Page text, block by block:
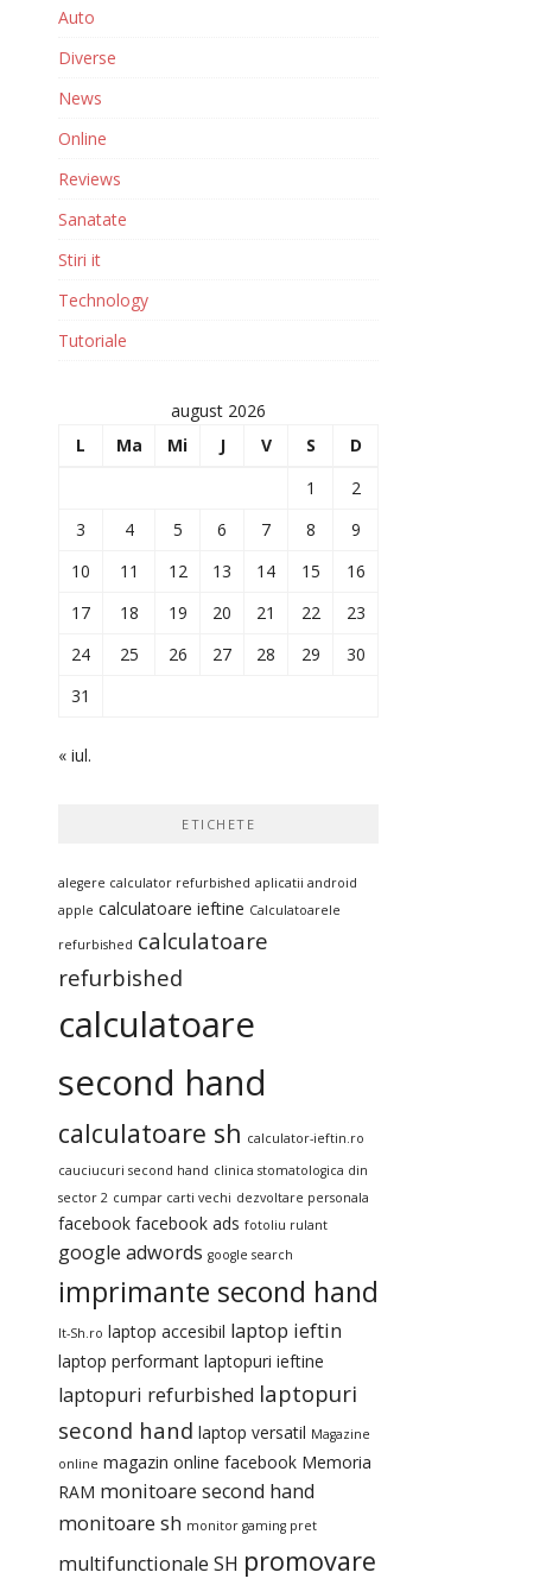
Auto
Diverse
News
Online
Reviews
Sanatate
Stiri it
Technology
Tutoriale
august 2026
L
Ma Mi J V S
D
1
2
3
4 5 6 7 8
9
10
11 12 13 14 15
16
17
18 19 20 21 22
23
24
25 26 27 28 29
30
31
« iul.
ETICHETE
alegere calculator refurbished aplicatii android
apple calculatoare ieftine Calculatoarele
refurbished calculatoare
refurbished
calculatoare
second hand
calculatoare sh calculator-ieftin.ro
cauciucuri second hand clinica stomatologica din
sector 2 cumpar carti vechi dezvoltare personala
facebook facebook ads fotoliu rulant
google adwords google search
imprimante second hand
It-Sh.ro laptop accesibil laptop ieftin
laptop performant laptopuri ieftine
laptopuri refurbished laptopuri
second hand laptop versatil Magazine
online magazin online facebook Memoria
RAM monitoare second hand
monitoare sh monitor gaming pret
multifunctionale SH promovare